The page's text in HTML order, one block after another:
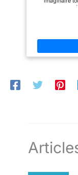
améliorer leur
IMMERSIVE :
bascule émet
geste,
jouer en